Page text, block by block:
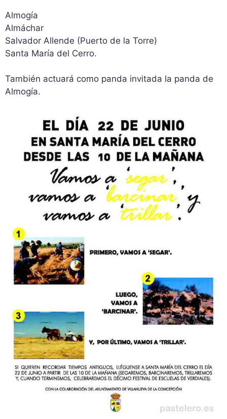
Almogía
Almáchar
Salvador Allende (Puerto de la Torre)
Santa María del Cerro.
También actuará como panda invitada la panda de
Almogía.